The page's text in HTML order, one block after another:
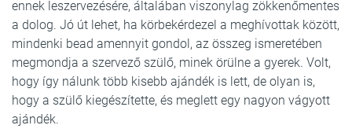
ennek leszervezésére, általában viszonylag zökkenőmentes
a dolog. Jó út lehet, ha körbekérdezel a meghívottak között,
mindenki bead amennyit gondol, az összeg ismeretében
megmondja a szervező szülő, minek örülne a gyerek. Volt,
hogy így nálunk több kisebb ajándék is lett, de olyan is,
hogy a szülő kiegészítette, és meglett egy nagyon vágyott
ajándék.